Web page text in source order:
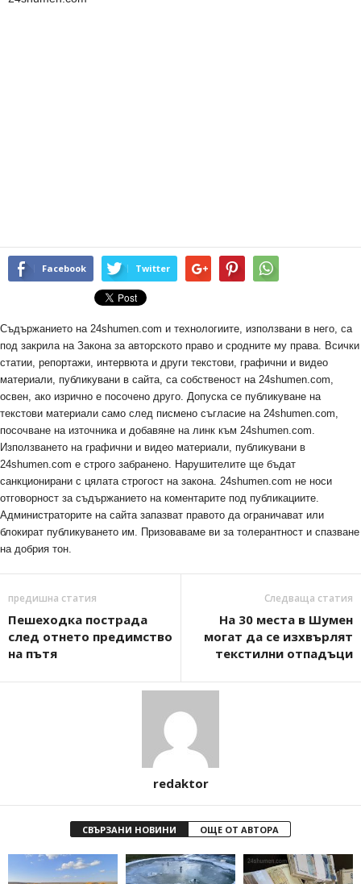
Facebook Twitter
Съдържанието на 24shumen.com и технологиите, използвани в него, са
под закрила на Закона за авторското право и сродните му права. Всички
статии, репортажи, интервюта и други текстови, графични и видео
материали, публикувани в сайта, са собственост на 24shumen.com,
освен, ако изрично е посочено друго. Допуска се публикуване на
текстови материали само след писмено съгласие на 24shumen.com,
посочване на източника и добавяне на линк към 24shumen.com.
Използването на графични и видео материали, публикувани в
24shumen.com е строго забранено. Нарушителите ще бъдат
санкционирани с цялата строгост на закона. 24shumen.com не носи
отговорност за съдържанието на коментарите под публикациите.
Администраторите на сайта запазват правото да ограничават или
блокират публикуването им. Призоваваме ви за толерантност и спазване
на добрия тон.
предишна статия
Пешеходка пострада
след отнето предимство
на пътя
Следваща статия
На 30 места в Шумен
могат да се изхвърлят
текстилни отпадъци
redaktor
СВЪРЗАНИ НОВИНИ ОЩЕ ОТ АВТОРА